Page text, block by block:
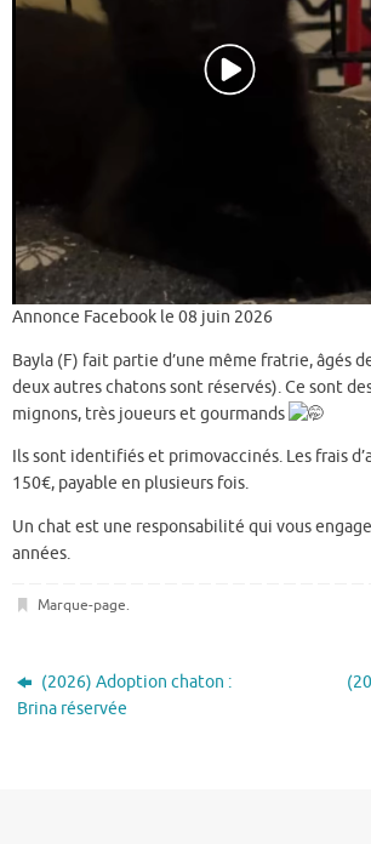
Annonce Facebook le 08 juin 2026
Bayla (F) fait partie d’une même fratrie, âgés
deux autres chatons sont réservés). Ce sont
mignons, très joueurs et gourmands
Ils sont identifiés et primovaccinés. Les frais
150€, payable en plusieurs fois.
Un chat est une responsabilité qui vous
années.
Marque-page.
(2026) Adoption chaton :
Brina réservée